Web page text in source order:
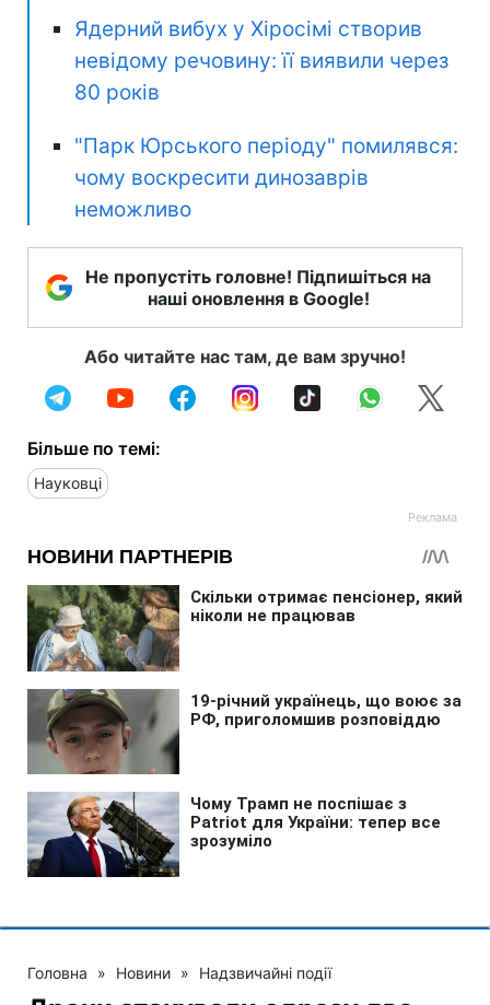
Ядерний вибух у Хіросімі створив
невідому речовину: її виявили через
80 років
"Парк Юрського періоду" помилявся:
чому воскресити динозаврів
неможливо
Не пропустіть головне! Підпишіться на
наші оновлення в Google!
Або читайте нас там, де вам зручно!
Більше по темі:
Науковці
Головна » Новини » Надзвичайні події